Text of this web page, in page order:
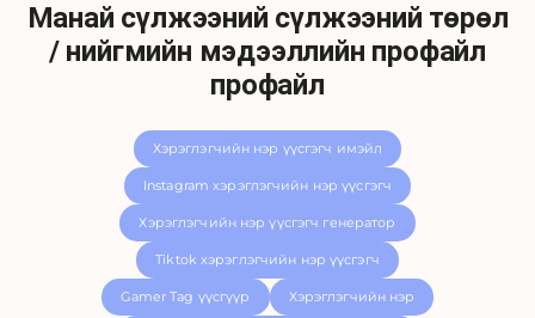
Манай сүлжээний сүлжээний төрөл
/ нийгмийн мэдээллийн профайл
профайл
Хэрэглэгчийн нэр үүсгэгч имэйл
Instagram хэрэглэгчийн нэр үүсгэгч
Хэрэглэгчийн нэр үүсгэгч генератор
Tiktok хэрэглэгчийн нэр үүсгэгч
Gamer Tag үүсгүүр Хэрэглэгчийн нэр